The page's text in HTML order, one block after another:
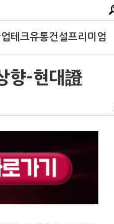
테크유통건설프리미엄
향-현대證